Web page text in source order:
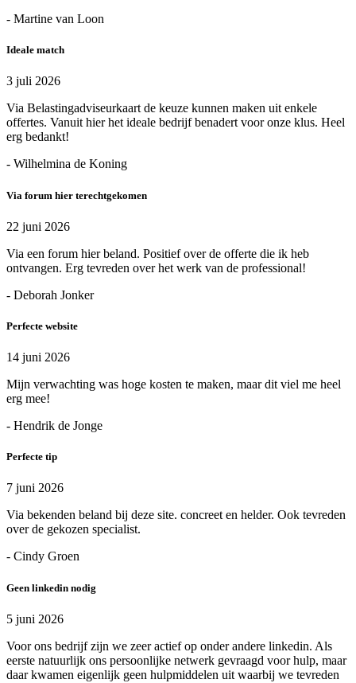
- Martine van Loon
Ideale match
3 juli 2026
Via Belastingadviseurkaart de keuze kunnen maken uit enkele
offertes. Vanuit hier het ideale bedrijf benadert voor onze klus. Heel
erg bedankt!
- Wilhelmina de Koning
Via forum hier terechtgekomen
22 juni 2026
Via een forum hier beland. Positief over de offerte die ik heb
ontvangen. Erg tevreden over het werk van de professional!
- Deborah Jonker
Perfecte website
14 juni 2026
Mijn verwachting was hoge kosten te maken, maar dit viel me heel
erg mee!
- Hendrik de Jonge
Perfecte tip
7 juni 2026
Via bekenden beland bij deze site. concreet en helder. Ook tevreden
over de gekozen specialist.
- Cindy Groen
Geen linkedin nodig
5 juni 2026
Voor ons bedrijf zijn we zeer actief op onder andere linkedin. Als
eerste natuurlijk ons persoonlijke netwerk gevraagd voor hulp, maar
daar kwamen eigenlijk geen hulpmiddelen uit waarbij we tevreden